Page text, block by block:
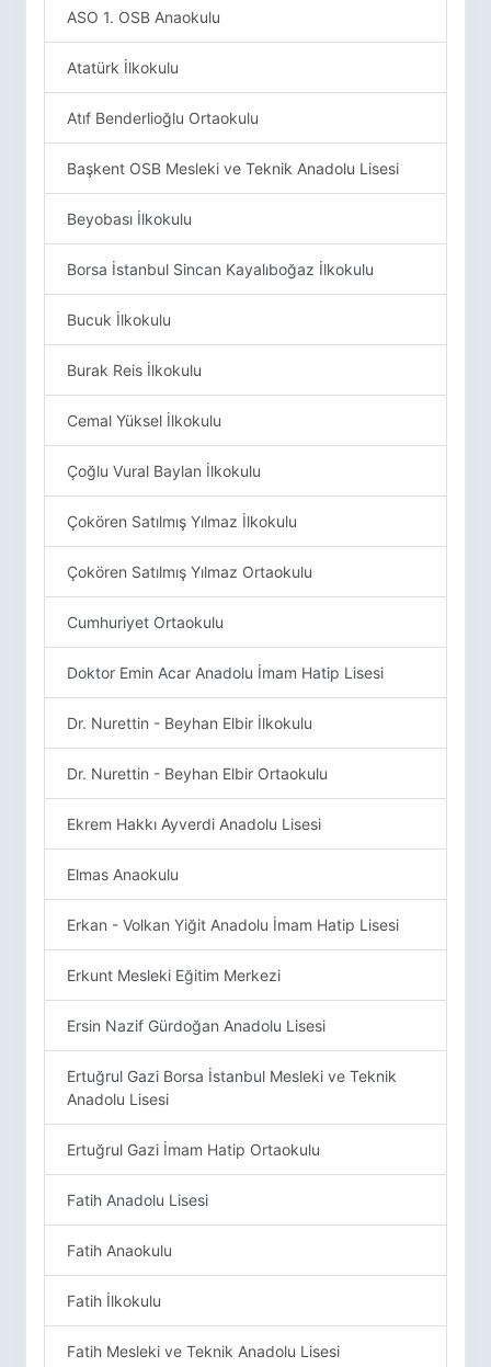
ASO 1. OSB Anaokulu
Atatürk İlkokulu
Atıf Benderlioğlu Ortaokulu
Başkent OSB Mesleki ve Teknik Anadolu Lisesi
Beyobası İlkokulu
Borsa İstanbul Sincan Kayalıboğaz İlkokulu
Bucuk İlkokulu
Burak Reis İlkokulu
Cemal Yüksel İlkokulu
Çoğlu Vural Baylan İlkokulu
Çokören Satılmış Yılmaz İlkokulu
Çokören Satılmış Yılmaz Ortaokulu
Cumhuriyet Ortaokulu
Doktor Emin Acar Anadolu İmam Hatip Lisesi
Dr. Nurettin - Beyhan Elbir İlkokulu
Dr. Nurettin - Beyhan Elbir Ortaokulu
Ekrem Hakkı Ayverdi Anadolu Lisesi
Elmas Anaokulu
Erkan - Volkan Yiğit Anadolu İmam Hatip Lisesi
Erkunt Mesleki Eğitim Merkezi
Ersin Nazif Gürdoğan Anadolu Lisesi
Ertuğrul Gazi Borsa İstanbul Mesleki ve Teknik
Anadolu Lisesi
Ertuğrul Gazi İmam Hatip Ortaokulu
Fatih Anadolu Lisesi
Fatih Anaokulu
Fatih İlkokulu
Fatih Mesleki ve Teknik Anadolu Lisesi